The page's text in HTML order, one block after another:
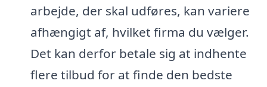
arbejde, der skal udføres, kan variere
afhængigt af, hvilket firma du vælger.
Det kan derfor betale sig at indhente
flere tilbud for at finde den bedste